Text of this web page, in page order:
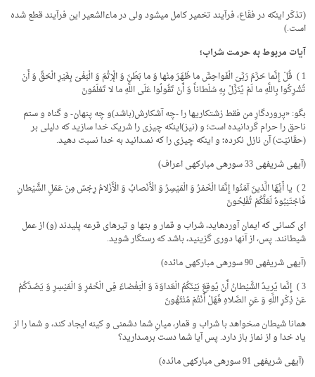
(تذکّر این­که در فقّاع، فرآیند تخمیر کامل می­شود ولی در ماءالشعیر این فرآیند قطع ­شده
­است.)
آیات مربوط به حرمت شراب؛
1 ) قُلْ إِنَّما حَرَّمَ‏ رَبِّیَ‏ الْفَواحِشَ‏ ما ظَهَرَ مِنْها وَ ما بَطَنَ وَ الْإِثْمَ وَ الْبَغْیَ بِغَیْرِ الْحَقِّ وَ أَنْ
تُشْرِکُوا بِاللَّهِ ما لَمْ یُنَزِّلْ بِهِ سُلْطاناً وَ أَنْ تَقُولُوا عَلَى اللَّهِ ما لا تَعْلَمُونَ
بگو: «پروردگارِ من فقط زشت­کاری­ها را -چه آشکارش(باشد)و چه پنهان- و گناه و ستم
ناحق را حرام گردانیده است؛ و (نیز)اینکه چیزى را شریک خدا سازید که دلیلى بر
(حقّانیّت) آن نازل نکرده؛ و اینکه چیزى را که نمى‏دانید به خدا نسبت دهید.
(آیه­ی شریفه­ی 33 سوره­ی مبارکه­ی اعراف)
2 ) یا أَیُّهَا الَّذینَ آمَنُوا إِنَّمَا الْخَمْرُ وَ الْمَیْسِرُ وَ الْأَنْصابُ وَ الْأَزْلامُ رِجْسٌ مِنْ عَمَلِ الشَّیْطانِ
فَاجْتَنِبُوهُ لَعَلَّکُمْ تُفْلِحُونَ
اى کسانى که ایمان آورده‏اید، شراب و قمار و بتها و تیرهاى قرعه پلیدند (و) از عمل
شیطانند. پس، از آنها دورى گزینید، باشد که رستگار شوید.
(آیه­ی شریفه­ی 90 سوره­ی مبارکه­ی مائده)
3 ) إِنَّما یُریدُ الشَّیْطانُ أَنْ یُوقِعَ بَیْنَکُمُ الْعَداوَهَ وَ الْبَغْضاءَ فِی الْخَمْرِ وَ الْمَیْسِرِ وَ یَصُدَّکُمْ
عَنْ ذِکْرِ اللَّهِ وَ عَنِ الصَّلاهِ فَهَلْ أَنْتُمْ مُنْتَهُونَ
همانا شیطان مى‏خواهد با شراب و قمار، میانِ شما دشمنى و کینه ایجاد کند، و شما را از
یاد خدا و از نماز باز دارد. پس آیا شما دست برمى‏دارید؟
(آیه­ی شریفه­ی 91 سوره­ی مبارکه­ی مائده)